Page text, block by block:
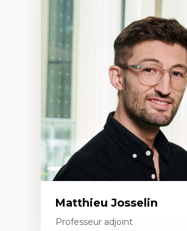
Expertises
Acceptabilité, acceptation et
technologies
Technologies d'apprentissage
Insertion professionnelle du
personnel enseignant
Construction identitaire en milieu
minoritaire francophone
Technologies éducatives pour la
continue
Matthieu Josselin
Professeur adjoint